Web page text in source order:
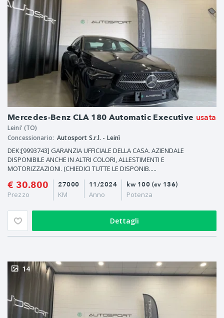
Mercedes-Benz CLA 180 Automatic Executive usata
Leini' (TO)
Concessionario: Autosport S.r.l. - Leinì
DEK:[9993743] GARANZIA UFFICIALE DELLA CASA. AZIENDALE
DISPONIBILE ANCHE IN ALTRI COLORI, ALLESTIMENTI E
MOTORIZZAZIONI. (CHIEDICI TUTTE LE DISPONIB.....
€ 30.800
Prezzo
11/2024
Anno
27000
KM
kw 100 (cv 136)
Potenza
Dettagli
14